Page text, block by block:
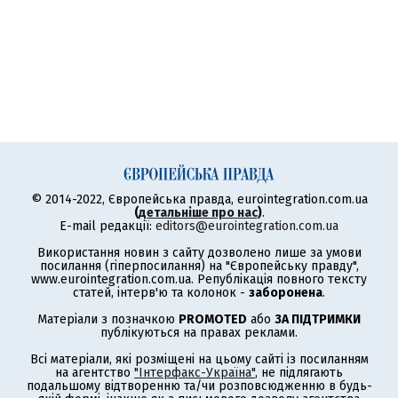
© 2014-2022, Європейська правда, eurointegration.com.ua
(детальніше про нас).
E-mail редакції: editors@eurointegration.com.ua
Використання новин з сайту дозволено лише за умови
посилання (гіперпосилання) на "Європейську правду",
www.eurointegration.com.ua. Републікація повного тексту
статей, інтерв'ю та колонок - заборонена.
Матеріали з позначкою PROMOTED або ЗА ПІДТРИМКИ
публікуються на правах реклами.
Всі матеріали, які розміщені на цьому сайті із посиланням
на агентство "Інтерфакс-Україна", не підлягають
подальшому відтворенню та/чи розповсюдженню в будь-